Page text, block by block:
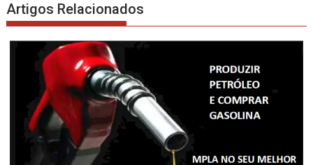
Artigos Relacionados